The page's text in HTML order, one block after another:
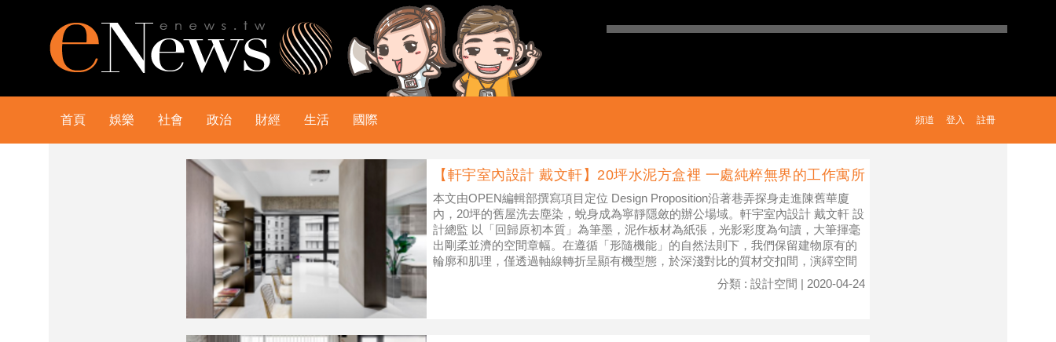
首頁 娛樂 社會 政治 財經 生活 國際 註冊
登入
頻道
【軒宇室內設計 戴文軒】20坪水泥方盒裡 一處純粹無界的工作寓所
本文由OPEN編輯部撰寫項目定位 Design Proposition沿著巷弄探身走進陳舊華廈
內，20坪的舊屋洗去塵染，蛻身成為寧靜隱斂的辦公場域。軒宇室內設計 戴文軒 設
計總監 以「回歸原初本質」為筆墨，泥作板材為紙張，光影彩度為句讀，大筆揮毫
出剛柔並濟的空間章幅。在遵循「形隨機能」的自然法則下，我們保留建物原有的
輪廓和肌理，僅透過軸線轉折呈顯有機型態，於深淺對比的質材交扣間，演繹空間
分類 : 設計空間 | 2020-04-24